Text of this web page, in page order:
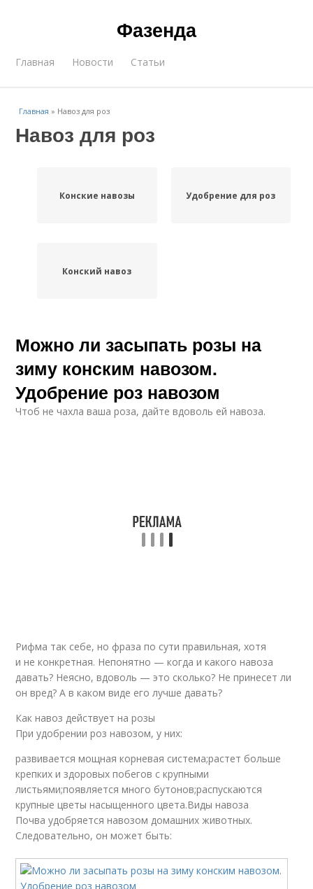
Фазенда
Главная Новости Статьи
Главная » Навоз для роз
Навоз для роз
Конские навозы Удобрение для роз
Конский навоз
Можно ли засыпать розы на
зиму конским навозом.
Удобрение роз навозом
Чтоб не чахла ваша роза, дайте вдоволь ей навоза.
Рифма так себе, но фраза по сути правильная, хотя
и не конкретная. Непонятно — когда и какого навоза
давать? Неясно, вдоволь — это сколько? Не принесет ли
он вред? А в каком виде его лучше давать?
Как навоз действует на розы
При удобрении роз навозом, у них:
развивается мощная корневая система;растет больше
крепких и здоровых побегов с крупными
листьями;появляется много бутонов;распускаются
крупные цветы насыщенного цвета.Виды навоза
Почва удобряется навозом домашних животных.
Следовательно, он может быть: